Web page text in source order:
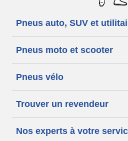
Pneus auto, SUV et
Pneus moto et scooter
Pneus vélo
Trouver un revendeur
Nos experts à votre